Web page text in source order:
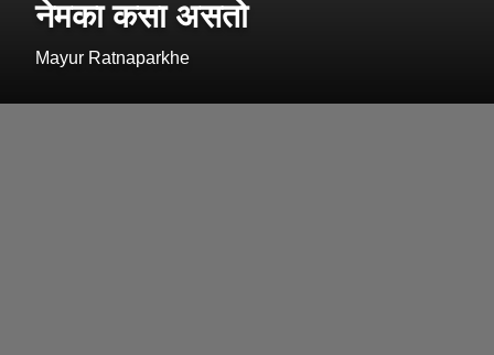
नेमका कसा असतो
Mayur Ratnaparkhe